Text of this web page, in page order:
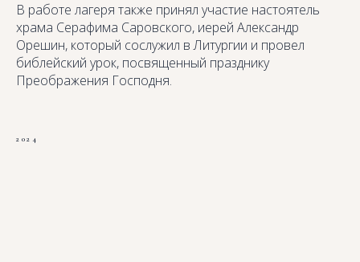
В работе лагеря также принял участие настоятель
храма Серафима Саровского, иерей Александр
Орешин, который сослужил в Литургии и провел
библейский урок, посвященный празднику
Преображения Господня.
2024